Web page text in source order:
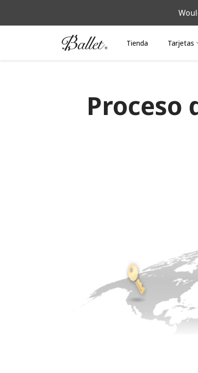
Tienda Tarjetas
Proceso